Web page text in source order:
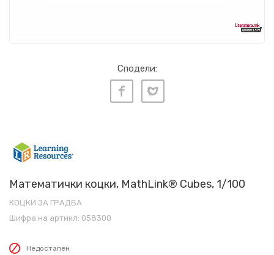
Сподели:
Математички коцки, MathLink® Cubes, 1/100
КОЦКИ ЗА ГРАДБА
Шифра на артикл: 058300
Недостапен